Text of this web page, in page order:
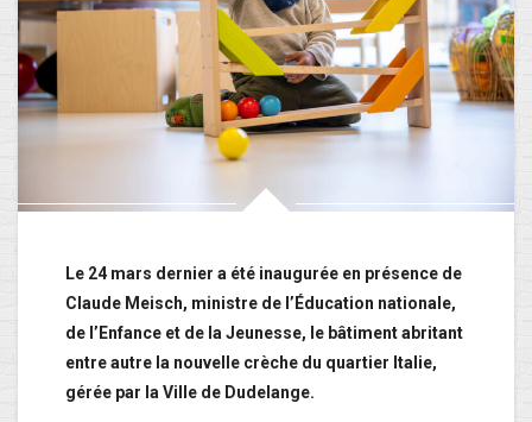
Le 24 mars dernier a été inaugurée en présence de
Claude Meisch, ministre de l’Éducation nationale,
de l’Enfance et de la Jeunesse, le bâtiment abritant
entre autre la nouvelle crèche du quartier Italie,
gérée par la Ville de Dudelange.